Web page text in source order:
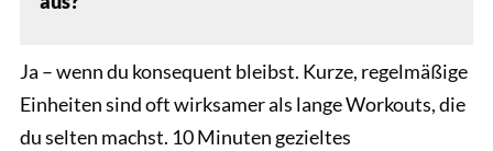
Ja – wenn du konsequent bleibst. Kurze, regelmäßige
Einheiten sind oft wirksamer als lange Workouts, die
du selten machst. 10 Minuten gezieltes